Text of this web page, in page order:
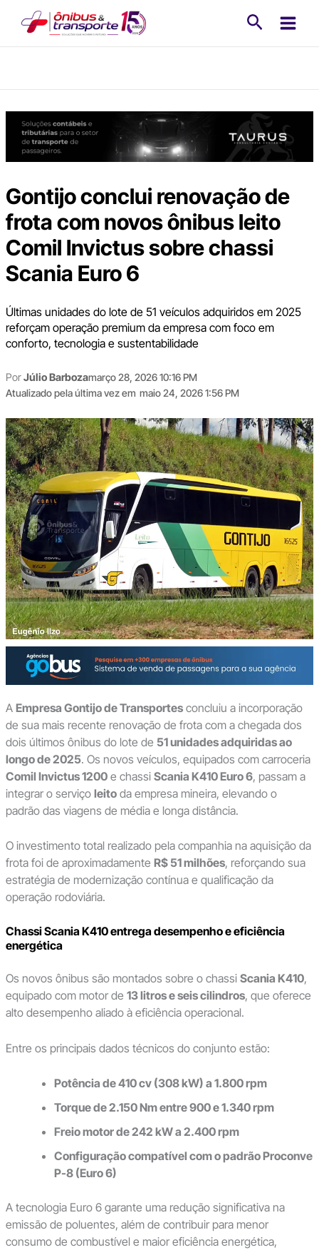
Gontijo conclui renovação de
frota com novos ônibus leito
Comil Invictus sobre chassi
Scania Euro 6
Últimas unidades do lote de 51 veículos adquiridos em 2025
reforçam operação premium da empresa com foco em
conforto, tecnologia e sustentabilidade
PorJúlio Barbozamarço 28, 2026 10:16 PM
Atualizado pela última vez em maio 24, 2026 1:56 PM
A Empresa Gontijo de Transportesconcluiu a incorporação
de sua mais recente renovação de frota com a chegada dos
dois últimos ônibus do lote de 51 unidades adquiridas ao
longo de 2025. Os novos veículos, equipados com carroceria
Comil Invictus 1200e chassi Scania K410 Euro 6, passam a
integrar o serviço leitoda empresa mineira, elevando o
padrão das viagens de média e longa distância.
O investimento total realizado pela companhia na aquisição da
frota foi de aproximadamente R$ 51 milhões, reforçando sua
estratégia de modernização contínua e qualificação da
operação rodoviária.
Chassi Scania K410 entrega desempenho e eficiência
energética
Os novos ônibus são montados sobre o chassi Scania K410,
equipado com motor de 13 litros e seis cilindros, que oferece
alto desempenho aliado à eficiência operacional.
Entre os principais dados técnicos do conjunto estão:
Potência de 410 cv (308 kW) a 1.800 rpm
Torque de 2.150 Nm entre 900 e 1.340 rpm
Freio motor de 242 kW a 2.400 rpm
Configuração compatível com o padrão Proconve
P-8 (Euro 6)
A tecnologia Euro 6 garante uma redução significativa na
emissão de poluentes, além de contribuir para menor
consumo de combustível e maior eficiência energética,